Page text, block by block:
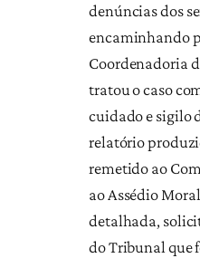
denúncias dos
encaminhando
Coordenadoria
tratou o caso
cuidado e sigilo
relatório
remetido ao
ao Assédio
detalhada,
do Tribunal que